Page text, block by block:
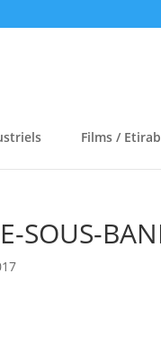
Films /
SOUS-